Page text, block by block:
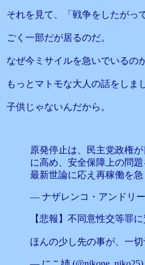
それを見て、「戦争をしたがっ
ごく一部だが居るのだ。
なぜ今ミサイルを急いでいるの
もっとマトモな大人の話をしま
子供じゃないんだから。
原発停止は、民主党政権
に高め、安全保障上の問題
最新世論に応え再稼働を
— ナザレンコ・アンドリ
【悲報】不同意性交等罪
ほんの少し先の事が、一